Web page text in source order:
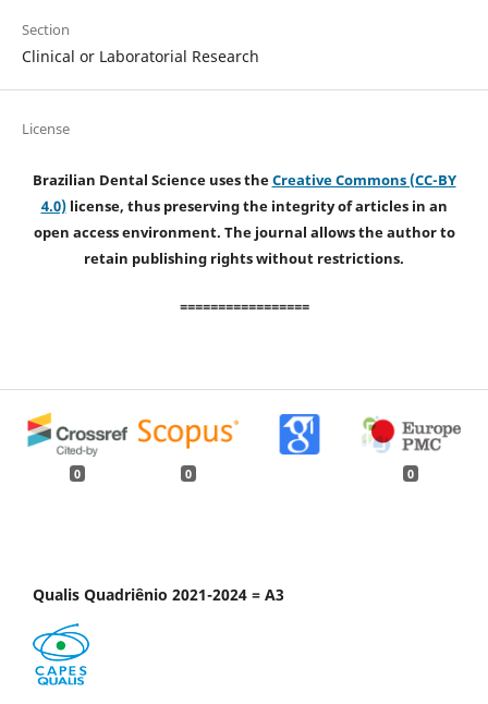
Section
Clinical or Laboratorial Research
License
Brazilian Dental Science uses theCreative Commons (CC-BY
4.0)license, thus preserving the integrity of articles in an
open access environment. The journal allows the author to
retain publishing rights without restrictions.
=================
0 0 0
Qualis Quadriênio 2021-2024 = A3